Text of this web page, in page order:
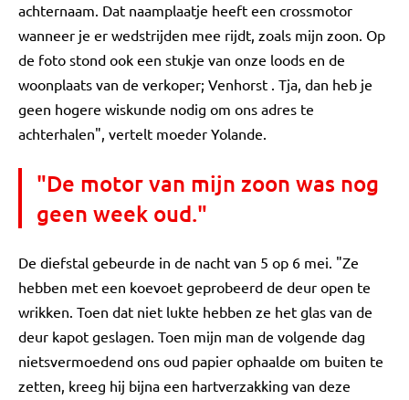
achternaam. Dat naamplaatje heeft een crossmotor
wanneer je er wedstrijden mee rijdt, zoals mijn zoon. Op
de foto stond ook een stukje van onze loods en de
woonplaats van de verkoper; Venhorst . Tja, dan heb je
geen hogere wiskunde nodig om ons adres te
achterhalen", vertelt moeder Yolande.
"De motor van mijn zoon was nog
geen week oud."
De diefstal gebeurde in de nacht van 5 op 6 mei. "Ze
hebben met een koevoet geprobeerd de deur open te
wrikken. Toen dat niet lukte hebben ze het glas van de
deur kapot geslagen. Toen mijn man de volgende dag
nietsvermoedend ons oud papier ophaalde om buiten te
zetten, kreeg hij bijna een hartverzakking van deze